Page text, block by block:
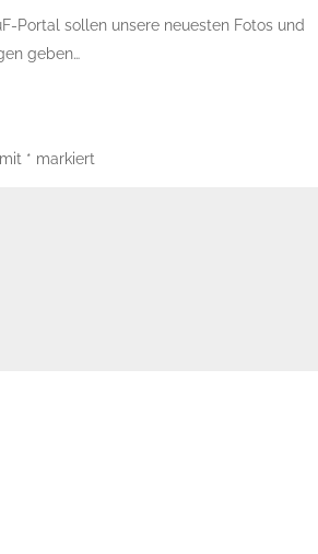
Portal sollen unsere neuesten Fotos und
geben…
* markiert